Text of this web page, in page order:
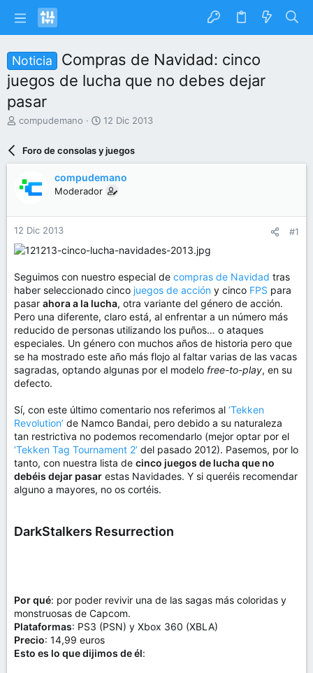
Noticia
Compras de Navidad: cinco
juegos de lucha que no debes dejar
pasar
I
a
r
d
e
l
e
m
a
compudemano
F
c
h
d
e
n
c
12 Dic 2013
Foro de consolas y juegos
compudemano
Moderador
12 Dic 2013 #1
Seguimos con nuestro especial de compras de Navidad tras
haber seleccionado cinco juegos de acción y cinco FPS para
pasar ahora a la lucha, otra variante del género de acción.
Pero una diferente, claro está, al enfrentar a un número más
reducido de personas utilizando los puños… o ataques
especiales. Un género con muchos años de historia pero que
se ha mostrado este año más flojo al faltar varias de las vacas
sagradas, optando algunas por el modelo free-to-play, en su
defecto.
Sí, con este último comentario nos referimos al ‘Tekken
Revolution’ de Namco Bandai, pero debido a su naturaleza
tan restrictiva no podemos recomendarlo (mejor optar por el
‘Tekken Tag Tournament 2’ del pasado 2012). Pasemos, por lo
tanto, con nuestra lista de cinco juegos de lucha que no
debéis dejar pasar estas Navidades. Y si queréis recomendar
alguno a mayores, no os cortéis.
DarkStalkers Resurrection
Por qué: por poder revivir una de las sagas más coloridas y
monstruosas de Capcom.
Plataformas: PS3 (PSN) y Xbox 360 (XBLA)
Precio: 14,99 euros
Esto es lo que dijimos de él: